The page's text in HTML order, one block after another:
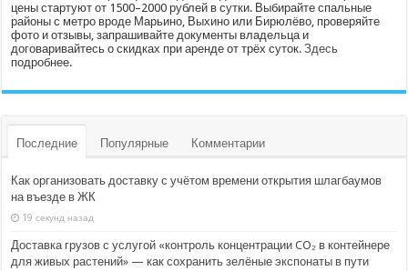
цены стартуют от 1500–2000 рублей в сутки. Выбирайте спальные
районы с метро вроде Марьино, Выхино или Бирюлёво, проверяйте
фото и отзывы, запрашивайте документы владельца и
договаривайтесь о скидках при аренде от трёх суток.Здесь
подробнее.
Последние Популярные Комментарии
Как организовать доставку с учётом времени открытия шлагбаумов
на въезде в ЖК
19 секунд назад
Доставка грузов с услугой «контроль концентрации CO₂ в контейнере
для живых растений» — как сохранить зелёные экспонаты в пути